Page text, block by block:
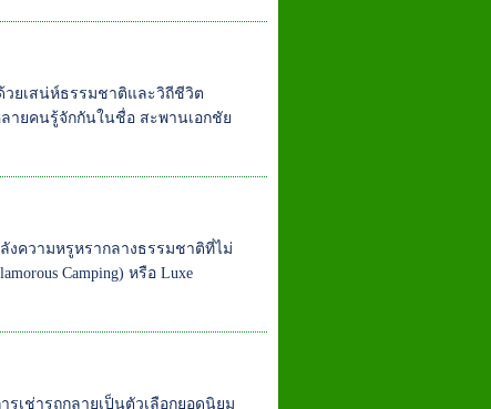
ยเสน่ห์ธรรมชาติและวิถีชีวิต
ายคนรู้จักกันในชื่อ สะพานเอกชัย
ลังความหรูหรากลางธรรมชาติที่ไม่
Camping) หรือ Luxe
รเช่ารถกลายเป็นตัวเลือกยอดนิยม